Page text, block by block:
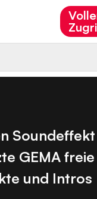
GEMA
und Intros